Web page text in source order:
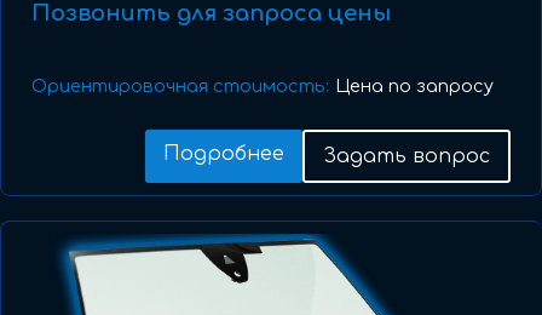
Позвонить для запроса цены
Ориентировочная стоимость: Цена по запросу
Подробнее Задать вопрос